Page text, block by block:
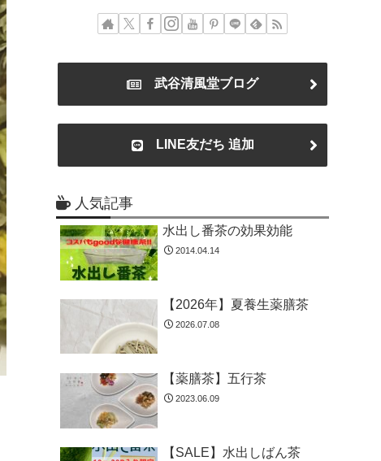
武谷清風堂ブログ
LINE友だち 追加
人気記事
水出し番茶の効果効能
2014.04.14
【2026年】夏養生薬膳茶
2026.07.08
【薬膳茶】五行茶
2023.06.09
【SALE】水出しばん茶